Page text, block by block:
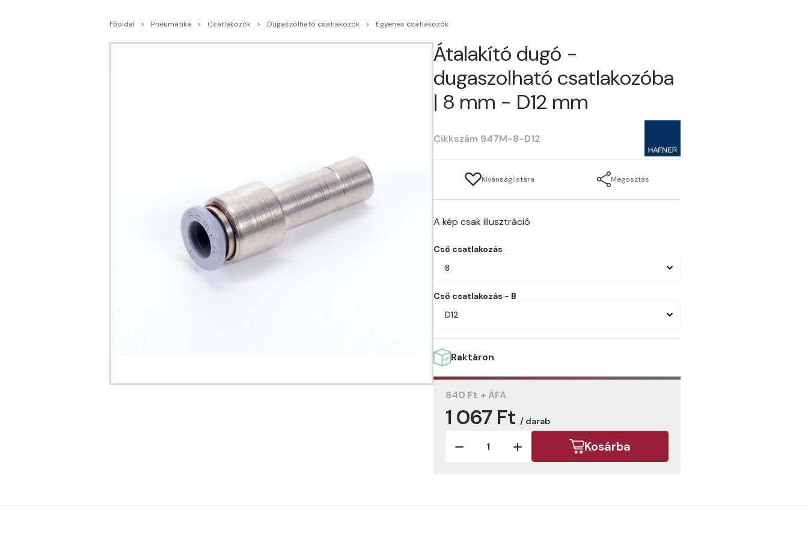
Főoldal Pneumatika Csatlakozók Dugaszolható csatlakozók Egyenes csatlakozók
Átalakító dugó -
dugaszolható csatlakozóba
| 8 mm - D12 mm
Cikkszám 947M-8-D12
Kívánságlistára Megosztás
A kép csak illusztráció
Cső csatlakozás
8
Cső csatlakozás - B
D12
Raktáron
840 Ft + ÁFA
1 067 Ft / darab
Kosárba